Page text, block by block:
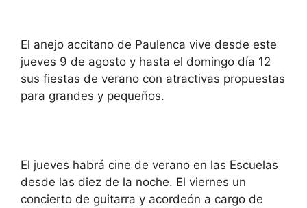
El anejo accitano de Paulenca vive desde este
jueves 9 de agosto y hasta el domingo día 12
sus fiestas de verano con atractivas propuestas
para grandes y pequeños.
El jueves habrá cine de verano en las Escuelas
desde las diez de la noche. El viernes un
concierto de guitarra y acordeón a cargo de